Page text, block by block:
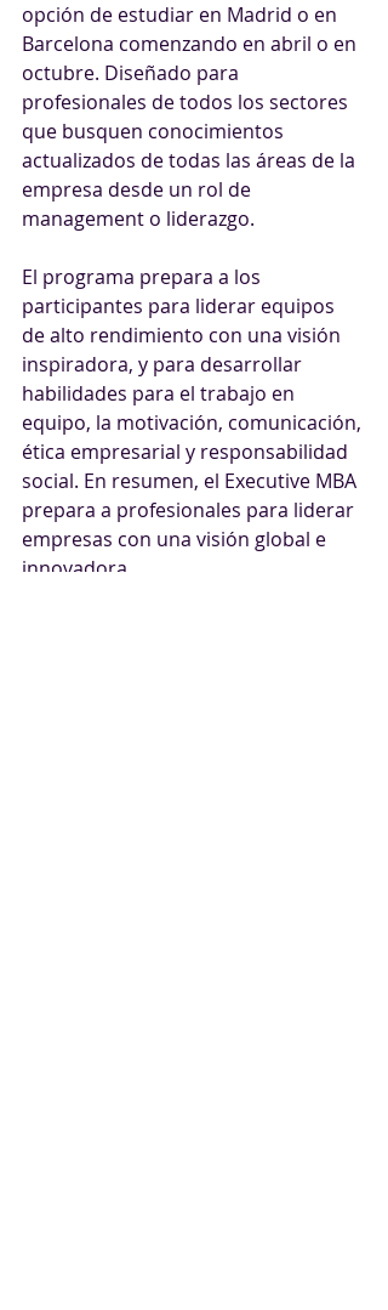
opción de estudiar en Madrid o en
Barcelona comenzando en abril o en
octubre. Diseñado para
profesionales de todos los sectores
que busquen conocimientos
actualizados de todas las áreas de la
empresa desde un rol de
management o liderazgo.
El programa prepara a los
participantes para liderar equipos
de alto rendimiento con una visión
inspiradora, y para desarrollar
habilidades para el trabajo en
equipo, la motivación, comunicación,
ética empresarial y responsabilidad
social. En resumen, el Executive MBA
prepara a profesionales para liderar
empresas con una visión global e
innovadora.